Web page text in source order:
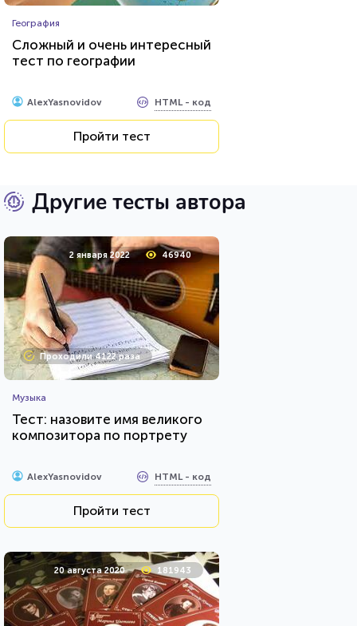
География
Сложный и очень интересный
тест по географии
AlexYasnovidov HTML - код
Пройти тест
Другие тесты автора
2 января 2022 46940
Проходили 4122 раза
Музыка
Тест: назовите имя великого
композитора по портрету
AlexYasnovidov HTML - код
Пройти тест
20 августа 2020 181943